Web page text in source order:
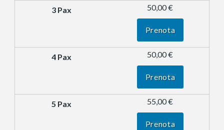
50,00 €
Prenota
50,00 €
Prenota
55,00 €
Prenota